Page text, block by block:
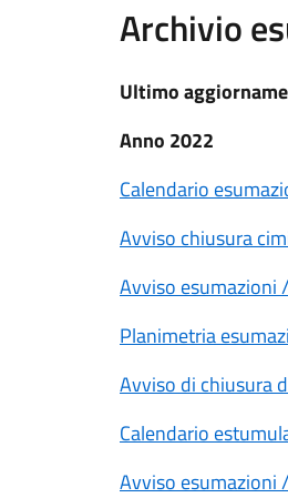
Archivio
Ultimo
Anno 2022
Calendario
Avviso chiusura
Avviso esumazioni
Planimetria
Avviso di chiusura
Calendario
Avviso esumazioni